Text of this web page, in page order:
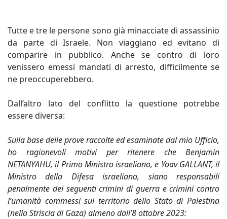
Tutte e tre le persone sono già minacciate di assassinio
da parte di Israele. Non viaggiano ed evitano di
comparire in pubblico. Anche se contro di loro
venissero emessi mandati di arresto, difficilmente se
ne preoccuperebbero.
Dall’altro lato del conflitto la questione potrebbe
essere diversa:
Sulla base delle prove raccolte ed esaminate dal mio Ufficio,
ho ragionevoli motivi per ritenere che Benjamin
NETANYAHU, il Primo Ministro israeliano, e Yoav GALLANT, il
Ministro della Difesa israeliano, siano responsabili
penalmente dei seguenti crimini di guerra e crimini contro
l’umanità commessi sul territorio dello Stato di Palestina
(nella Striscia di Gaza) almeno dall’8 ottobre 2023: